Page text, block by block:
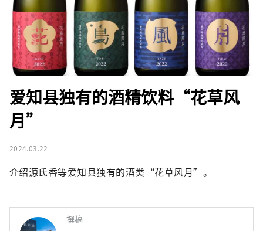
爱知县独有的酒精饮料“花草风
月”
2024.03.22
介绍源氏香等爱知县独有的酒类“花草风月”。
撰稿